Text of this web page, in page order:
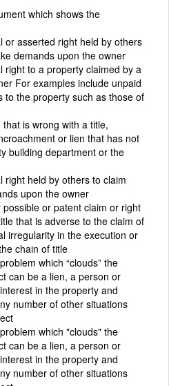
which shows the
or asserted right held by others
demands upon the owner
right to a property claimed by a
For examples include unpaid
to the property such as those of
that is wrong with a title,
or lien that has not
building department or the
right held by others to claim
upon the owner
possible or patent claim or right
that is adverse to the claim of
irregularity in the execution or
chain of title
which “clouds” the
can be a lien, a person or
in the property and
number of other situations
which "clouds" the
can be a lien, a person or
in the property and
number of other situations